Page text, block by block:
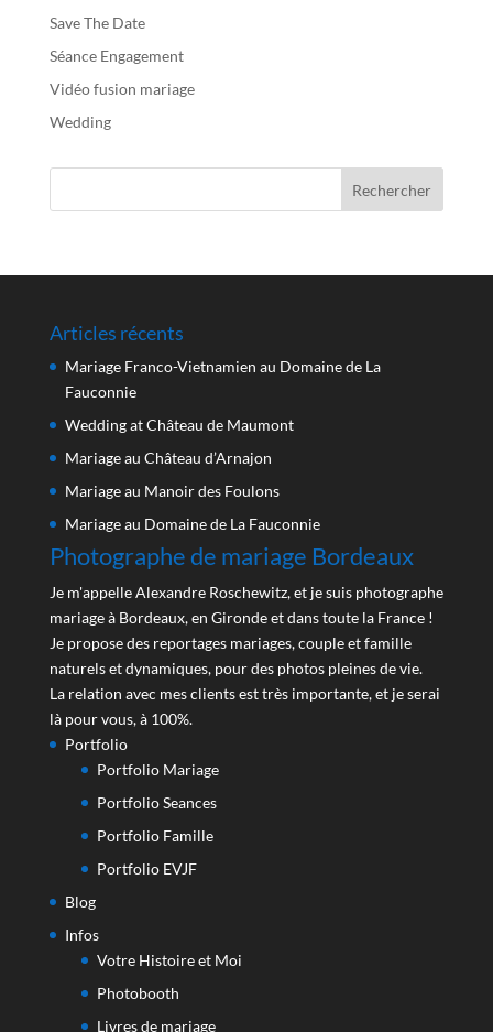
Save The Date
Séance Engagement
Vidéo fusion mariage
Wedding
Articles récents
Mariage Franco-Vietnamien au Domaine de La
Fauconnie
Wedding at Château de Maumont
Mariage au Château d’Arnajon
Mariage au Manoir des Foulons
Mariage au Domaine de La Fauconnie
Photographe de mariage Bordeaux
Je m'appelle Alexandre Roschewitz, et je suis photographe
mariage à Bordeaux, en Gironde et dans toute la France !
Je propose des reportages mariages, couple et famille
naturels et dynamiques, pour des photos pleines de vie.
La relation avec mes clients est très importante, et je serai
là pour vous, à 100%.
Portfolio
Portfolio Mariage
Portfolio Seances
Portfolio Famille
Portfolio EVJF
Blog
Infos
Votre Histoire et Moi
Photobooth
Livres de mariage